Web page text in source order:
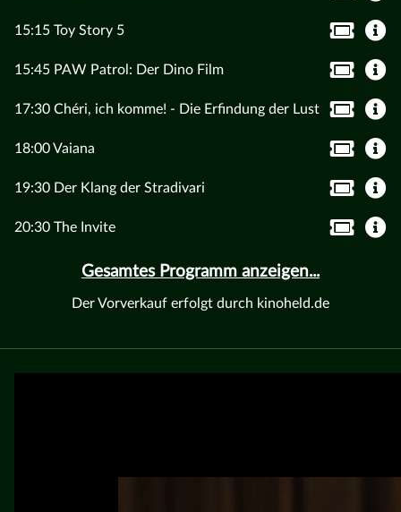
15:15 Toy Story 5
15:45 PAW Patrol: Der Dino Film
17:30 Chéri, ich komme! - Die Erfindung der Lust
18:00 Vaiana
19:30 Der Klang der Stradivari
20:30 The Invite
Gesamtes Programm anzeigen...
Der Vorverkauf erfolgt durch kinoheld.de